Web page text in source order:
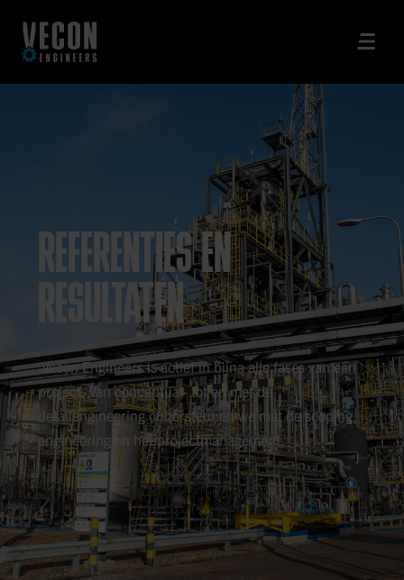
REFERENTIES EN
RESULTATEN
Vecon Engineers is actief in bijna alle fases van een
project. Van conceptual- tot en met de
detailengineering ondersteunen we met de scoping,
engineering en het projectmanagement.